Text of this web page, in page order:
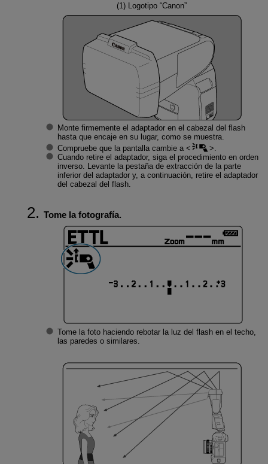
(1) Logotipo “Canon”
Monte firmemente el adaptador en el cabezal del flash
hasta que encaje en su lugar, como se muestra.
Compruebe que la pantalla cambie a
.
Cuando retire el adaptador, siga el procedimiento en orden
inverso. Levante la pestaña de extracción de la parte
inferior del adaptador y, a continuación, retire el adaptador
del cabezal del flash.
Tome la fotografía.
Tome la foto haciendo rebotar la luz del flash en el techo,
las paredes o similares.